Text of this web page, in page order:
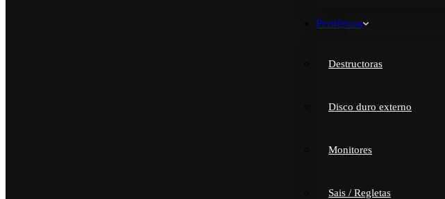
Periféricos
Destructoras
Disco duro externo
Monitores
Sais / Regletas